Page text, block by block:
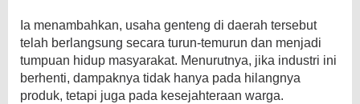
Ia menambahkan, usaha genteng di daerah tersebut
telah berlangsung secara turun-temurun dan menjadi
tumpuan hidup masyarakat. Menurutnya, jika industri ini
berhenti, dampaknya tidak hanya pada hilangnya
produk, tetapi juga pada kesejahteraan warga.